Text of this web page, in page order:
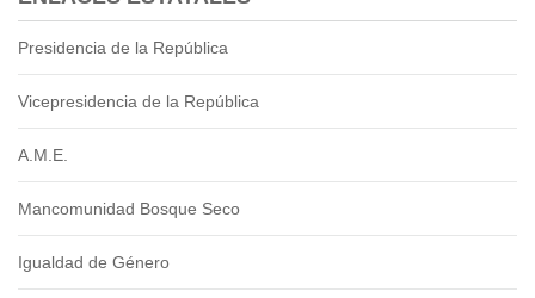
Presidencia de la República
Vicepresidencia de la República
A.M.E.
Mancomunidad Bosque Seco
Igualdad de Género
2019
2018
2017
2016
Protección de Derechos
Empresa Pública de Vivienda
2017
2015